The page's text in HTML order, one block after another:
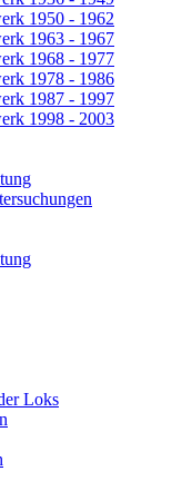
1950 - 1962
1963 - 1967
1968 - 1977
1978 - 1986
1987 - 1997
1998 - 2003
Loks